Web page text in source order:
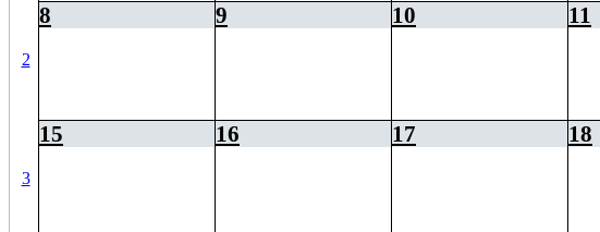
2
8 9 10 11
3
15 16 17 18